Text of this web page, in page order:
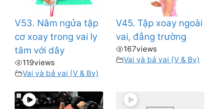
V53. Nằm ngửa tập
cơ xoay trong vai ly
tâm với dây
119views
Vai và bả vai (V & Bv)
V45. Tập xoay ngoài
vai, đẳng trường
167views
Vai và bả vai (V & Bv)